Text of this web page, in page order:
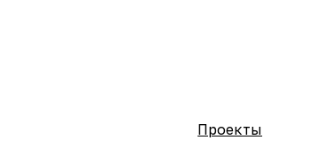
Проекты